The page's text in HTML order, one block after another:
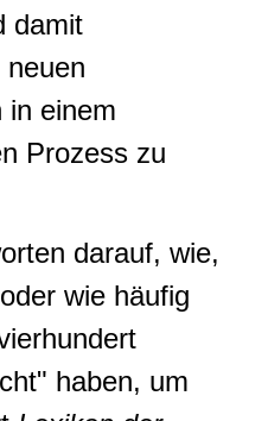
damit
in einem
Prozess zu
darauf, wie,
wie häufig
haben, um